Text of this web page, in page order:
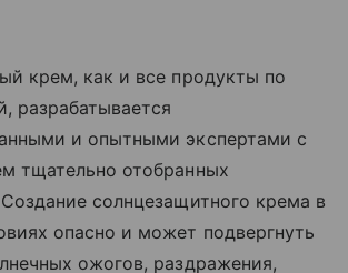
крем, как и все продукты по
разрабатывается
и опытными экспертами с
тщательно отобранных
солнцезащитного крема в
опасно и может подвергнуть
ожогов, раздражения,